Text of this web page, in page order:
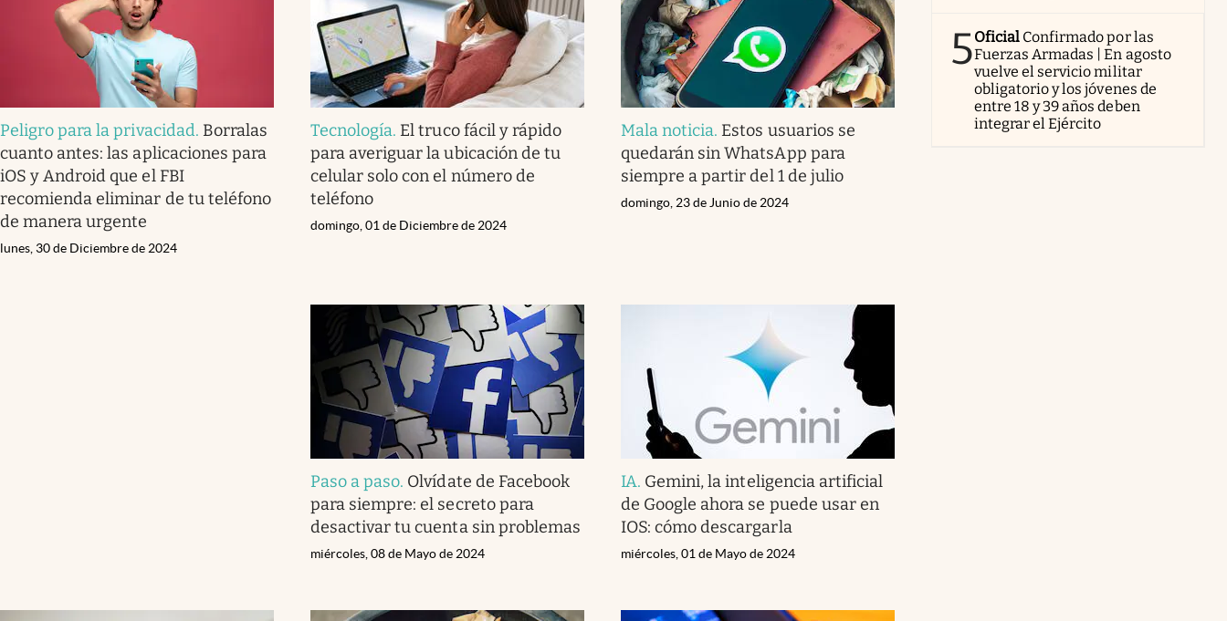
Peligro para la privacidad. Borralas
cuanto antes: las aplicaciones para
iOS y Android que el FBI
recomienda eliminar de tu teléfono
de manera urgente
lunes, 30 de Diciembre de 2024
Tecnología. El truco fácil y rápido
para averiguar la ubicación de tu
celular solo con el número de
teléfono
domingo, 01 de Diciembre de 2024
Mala noticia. Estos usuarios se
quedarán sin WhatsApp para
siempre a partir del 1 de julio
domingo, 23 de Junio de 2024
Paso a paso. Olvídate de Facebook
para siempre: el secreto para
desactivar tu cuenta sin problemas
miércoles, 08 de Mayo de 2024
IA. Gemini, la inteligencia artificial
de Google ahora se puede usar en
IOS: cómo descargarla
miércoles, 01 de Mayo de 2024
5Oficial Confirmado por las
Fuerzas Armadas | En agosto
vuelve el servicio militar
obligatorio y los jóvenes de
entre 18 y 39 años deben
integrar el Ejército